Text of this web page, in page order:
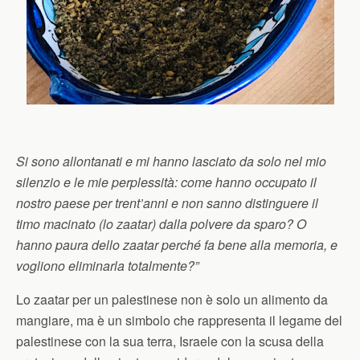
Si sono allontanati e mi hanno lasciato da solo nel mio
silenzio e le mie perplessità: come hanno occupato il
nostro paese per trent’anni e non sanno distinguere il
timo macinato (lo zaatar) dalla polvere da sparo? O
hanno paura dello zaatar perché fa bene alla memoria, e
vogliono eliminarla totalmente?”
Lo zaatar per un palestinese non è solo un alimento da
mangiare, ma è un simbolo che rappresenta il legame del
palestinese con la sua terra, Israele con la scusa della